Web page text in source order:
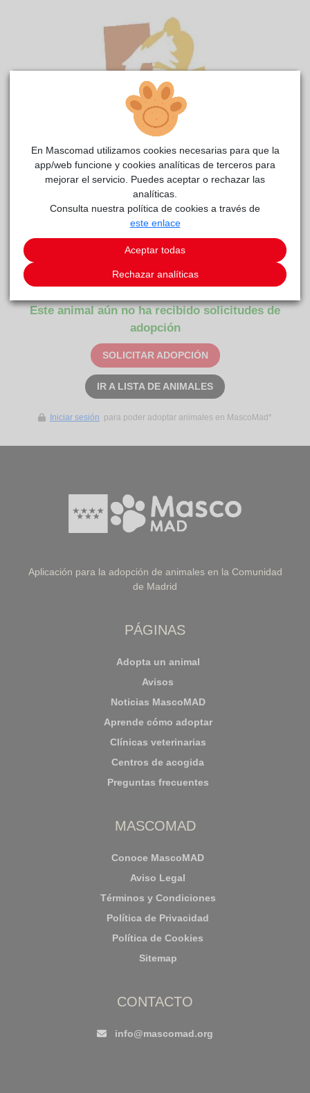
GOMINOLAreside actualmente en el centro de acogida
Carácter
Necesita aprender a confiar.
Este animal aún no ha recibido solicitudes de
adopción
SOLICITAR ADOPCIÓN
IR A LISTA DE ANIMALES
Iniciar sesión para poder adoptar animales en MascoMad*
Aplicación para la adopción de animales en la Comunidad
de Madrid
PÁGINAS
Adopta un animal
Avisos
Noticias MascoMAD
Aprende cómo adoptar
Clínicas veterinarias
Centros de acogida
Preguntas frecuentes
MASCOMAD
Conoce MascoMAD
Aviso Legal
Términos y Condiciones
Política de Privacidad
Política de Cookies
Sitemap
CONTACTO
info@mascomad.org
En Mascomad utilizamos cookies necesarias para que la
app/web funcione y cookies analíticas de terceros para
mejorar el servicio. Puedes aceptar o rechazar las
analíticas.
Consulta nuestra política de cookies a través de
este enlace
Aceptar todas
Rechazar analíticas